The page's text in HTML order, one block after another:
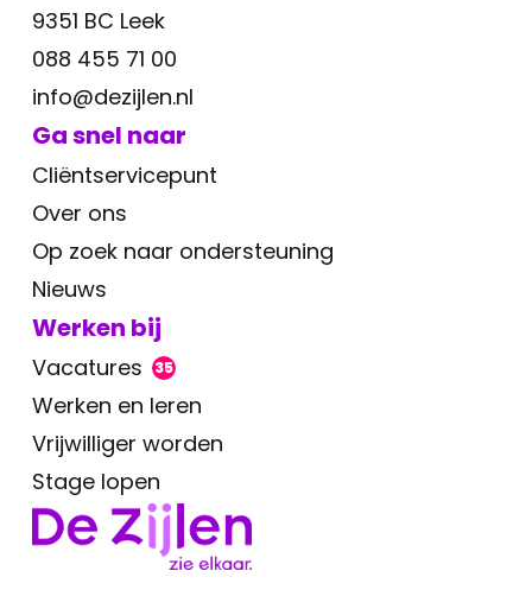
9351 BC Leek
088 455 71 00
info@dezijlen.nl
Ga snel naar
Cliëntservicepunt
Over ons
Op zoek naar ondersteuning
Nieuws
Werken bij
Vacatures 35
Werken en leren
Vrijwilliger worden
Stage lopen